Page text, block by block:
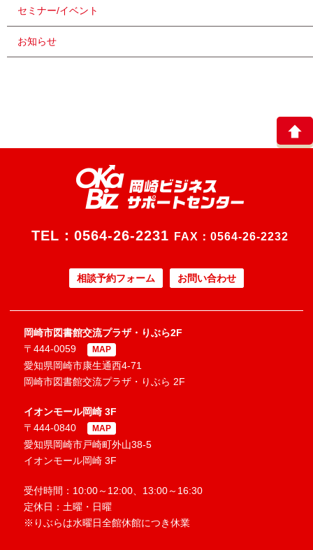
セミナー/イベント
お知らせ
TEL： 0564-26-2231 FAX：0564-26-2232
相談予約フォーム お問い合わせ
岡崎市図書館交流プラザ・りぶら2F
〒444-0059
MAP
愛知県岡崎市康生通西4-71
岡崎市図書館交流プラザ・りぶら 2F
イオンモール岡崎 3F
〒444-0840
MAP
愛知県岡崎市戸崎町外山38-5
イオンモール岡崎 3F
受付時間：10:00～12:00、13:00～16:30
定休日：土曜・日曜
※りぶらは水曜日全館休館につき休業